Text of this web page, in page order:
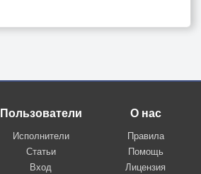
Пользователи
Исполнители
Статьи
Вход
О нас
Правила
Помощь
Лицензия